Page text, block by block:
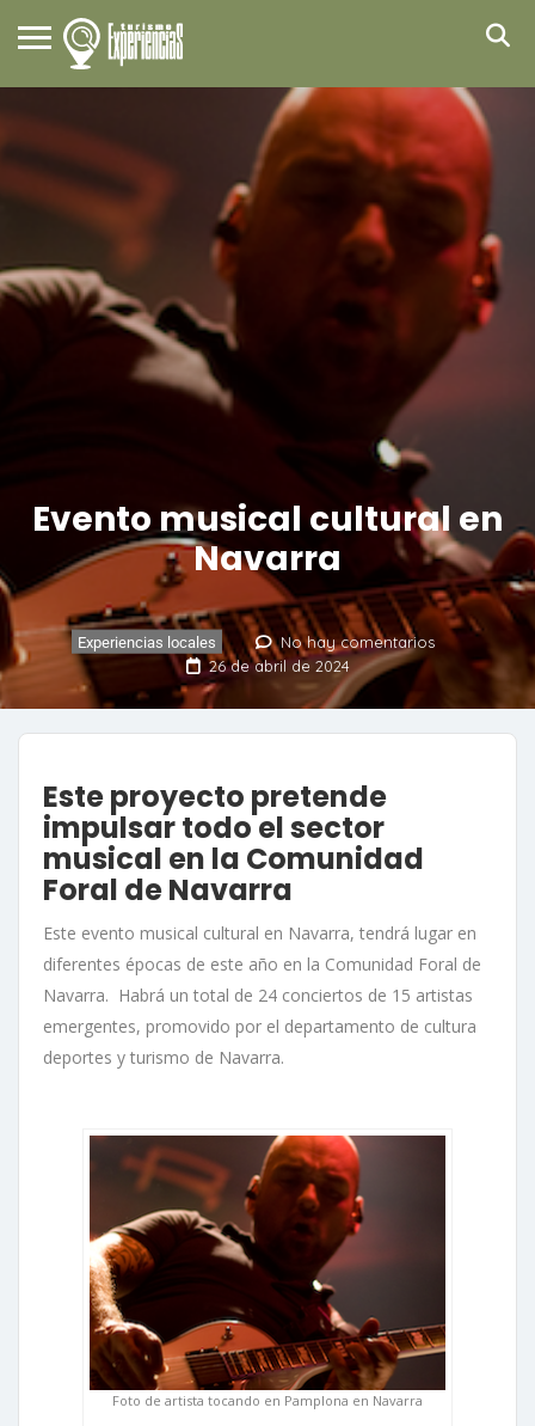
Evento musical cultural en
Navarra
Experiencias locales
No hay comentarios
26 de abril de 2024
Este proyecto pretende
impulsar todo el sector
musical en la Comunidad
Foral de Navarra
Este evento musical cultural en Navarra, tendrá lugar en
diferentes épocas de este año en la Comunidad Foral de
Navarra. Habrá un total de 24 conciertos de 15 artistas
emergentes, promovido por el departamento de cultura
deportes y turismo de Navarra.
Foto de artista tocando en Pamplona en Navarra